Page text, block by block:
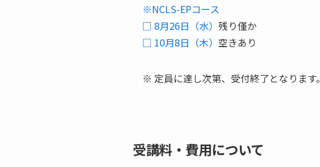
※NCLS-EPコース
□ 8月26日（水） 残り僅か
□ 10月8日（木） 空きあり
※ 定員に達し次第、受付終了となります。
受講料・費用について